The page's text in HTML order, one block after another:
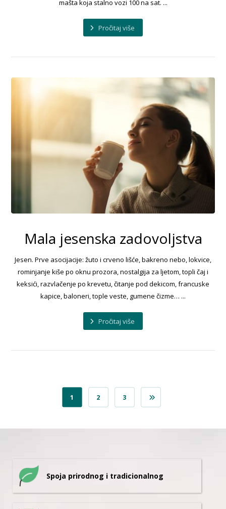
mašta koja stalno vozi 100 na sat. ...
Pročitaj više
Mala jesenska zadovoljstva
Jesen. Prve asocijacije: žuto i crveno lišće, bakreno nebo, lokvice,
rominjanje kiše po oknu prozora, nostalgija za ljetom, topli čaj i
keksići, razvlačenje po krevetu, čitanje pod dekicom, francuske
kapice, baloneri, tople veste, gumene čizme… ...
Pročitaj više
1 2 3
Spoja prirodnog i tradicionalnog